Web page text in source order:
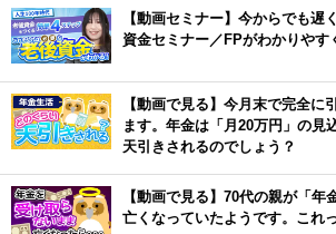
【動画セミナー】今からでも遅
資金セミナー／FPがわかりやす
【動画で見る】今月末で完全に
ます。年金は「月20万円」の見
天引きされるのでしょう？
【動画で見る】70代の親が「年
亡くなっていたようです。これ